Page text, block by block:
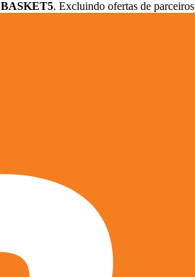
BASKET5. Excluindo ofertas de parceiros